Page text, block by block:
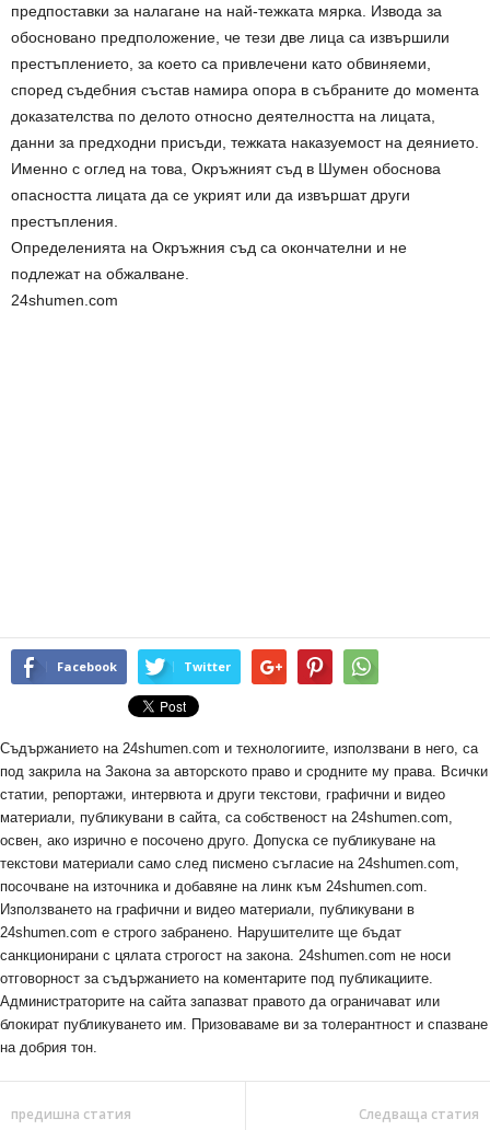
предпоставки за налагане на най-тежката мярка. Извода за
обосновано предположение, че тези две лица са извършили
престъплението, за което са привлечени като обвиняеми,
според съдебния състав намира опора в събраните до момента
доказателства по делото относно деятелността на лицата,
данни за предходни присъди, тежката наказуемост на деянието.
Именно с оглед на това, Окръжният съд в Шумен обоснова
опасността лицата да се укрият или да извършат други
престъпления.
Определенията на Окръжния съд са окончателни и не
подлежат на обжалване.
24shumen.com
Facebook Twitter
Съдържанието на 24shumen.com и технологиите, използвани в него, са
под закрила на Закона за авторското право и сродните му права. Всички
статии, репортажи, интервюта и други текстови, графични и видео
материали, публикувани в сайта, са собственост на 24shumen.com,
освен, ако изрично е посочено друго. Допуска се публикуване на
текстови материали само след писмено съгласие на 24shumen.com,
посочване на източника и добавяне на линк към 24shumen.com.
Използването на графични и видео материали, публикувани в
24shumen.com е строго забранено. Нарушителите ще бъдат
санкционирани с цялата строгост на закона. 24shumen.com не носи
отговорност за съдържанието на коментарите под публикациите.
Администраторите на сайта запазват правото да ограничават или
блокират публикуването им. Призоваваме ви за толерантност и спазване
на добрия тон.
предишна статия Следваща статия